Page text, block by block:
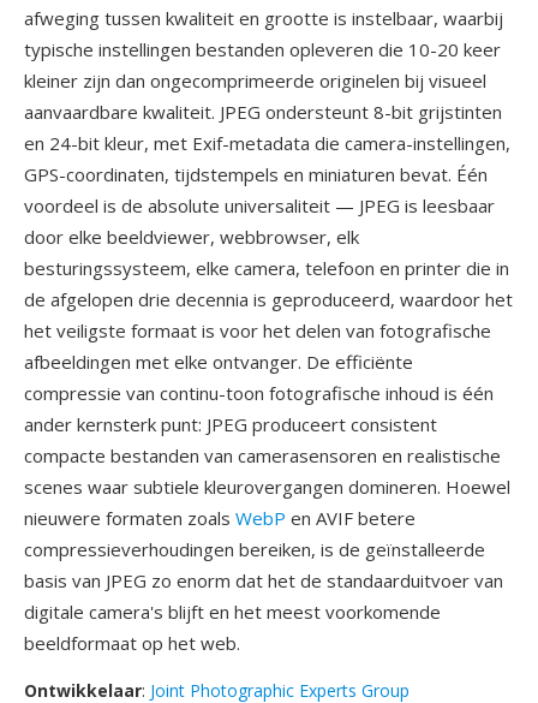
afweging tussen kwaliteit en grootte is instelbaar, waarbij
typische instellingen bestanden opleveren die 10-20 keer
kleiner zijn dan ongecomprimeerde originelen bij visueel
aanvaardbare kwaliteit. JPEG ondersteunt 8-bit grijstinten
en 24-bit kleur, met Exif-metadata die camera-instellingen,
GPS-coordinaten, tijdstempels en miniaturen bevat. Één
voordeel is de absolute universaliteit — JPEG is leesbaar
door elke beeldviewer, webbrowser, elk
besturingssysteem, elke camera, telefoon en printer die in
de afgelopen drie decennia is geproduceerd, waardoor het
het veiligste formaat is voor het delen van fotografische
afbeeldingen met elke ontvanger. De efficiënte
compressie van continu-toon fotografische inhoud is één
ander kernsterk punt: JPEG produceert consistent
compacte bestanden van camerasensoren en realistische
scenes waar subtiele kleurovergangen domineren. Hoewel
nieuwere formaten zoals WebP en AVIF betere
compressieverhoudingen bereiken, is de geïnstalleerde
basis van JPEG zo enorm dat het de standaarduitvoer van
digitale camera's blijft en het meest voorkomende
beeldformaat op het web.
Ontwikkelaar: Joint Photographic Experts Group